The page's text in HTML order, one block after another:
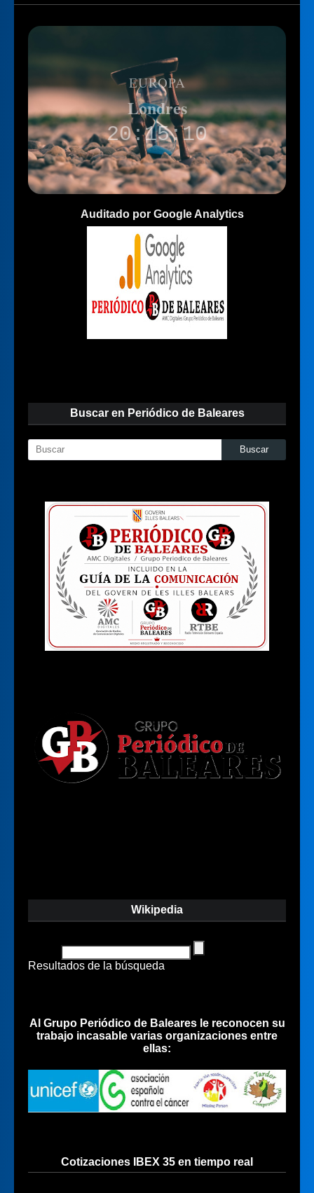
EUROPA
Londres
20:15:10
Auditado por Google Analytics
Buscar en Periódico de Baleares
Wikipedia
Resultados de la búsqueda
Al Grupo Periódico de Baleares le reconocen su
trabajo incasable varias organizaciones entre
ellas:
Cotizaciones IBEX 35 en tiempo real